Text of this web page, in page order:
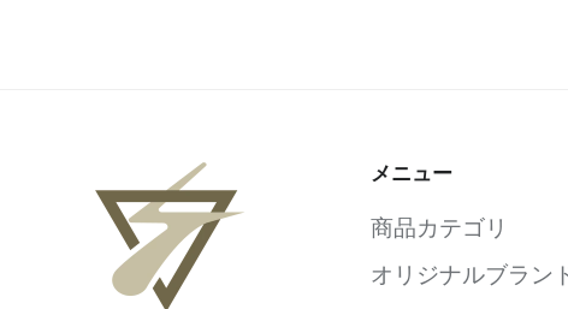
メニュー
商品カテゴリ
オリジナルブラン